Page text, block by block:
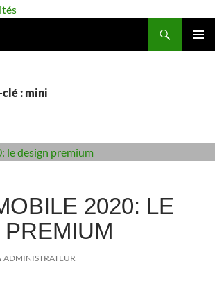
: mini
2020: LE
ADMINISTRATEUR